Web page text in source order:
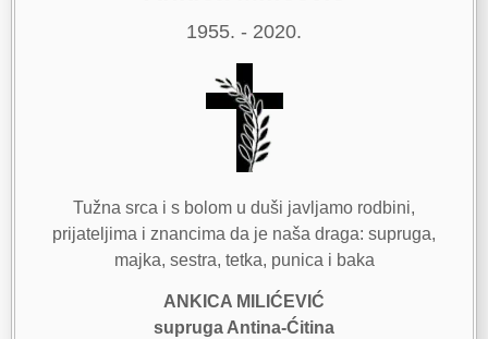
1955. - 2020.
Tužna srca i s bolom u duši javljamo rodbini,
prijateljima i znancima da je naša draga: supruga,
majka, sestra, tetka, punica i baka
ANKICA MILIĆEVIĆ
supruga Antina-Ćitina